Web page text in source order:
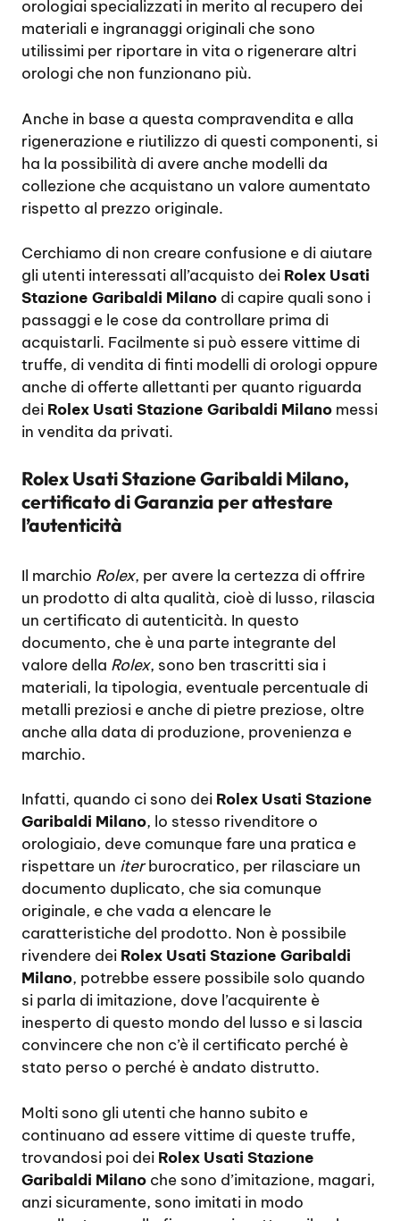
orologiai specializzati in merito al recupero dei
materiali e ingranaggi originali che sono
utilissimi per riportare in vita o rigenerare altri
orologi che non funzionano più.
Anche in base a questa compravendita e alla
rigenerazione e riutilizzo di questi componenti, si
ha la possibilità di avere anche modelli da
collezione che acquistano un valore aumentato
rispetto al prezzo originale.
Cerchiamo di non creare confusione e di aiutare
gli utenti interessati all’acquisto dei Rolex Usati
Stazione Garibaldi Milano di capire quali sono i
passaggi e le cose da controllare prima di
acquistarli. Facilmente si può essere vittime di
truffe, di vendita di finti modelli di orologi oppure
anche di offerte allettanti per quanto riguarda
dei Rolex Usati Stazione Garibaldi Milano messi
in vendita da privati.
Rolex Usati Stazione Garibaldi Milano,
certificato di Garanzia per attestare
l’autenticità
Il marchio Rolex, per avere la certezza di offrire
un prodotto di alta qualità, cioè di lusso, rilascia
un certificato di autenticità. In questo
documento, che è una parte integrante del
valore della Rolex, sono ben trascritti sia i
materiali, la tipologia, eventuale percentuale di
metalli preziosi e anche di pietre preziose, oltre
anche alla data di produzione, provenienza e
marchio.
Infatti, quando ci sono dei Rolex Usati Stazione
Garibaldi Milano, lo stesso rivenditore o
orologiaio, deve comunque fare una pratica e
rispettare un iterburocratico, per rilasciare un
documento duplicato, che sia comunque
originale, e che vada a elencare le
caratteristiche del prodotto. Non è possibile
rivendere dei Rolex Usati Stazione Garibaldi
Milano, potrebbe essere possibile solo quando
si parla di imitazione, dove l’acquirente è
inesperto di questo mondo del lusso e si lascia
convincere che non c’è il certificato perché è
stato perso o perché è andato distrutto.
Molti sono gli utenti che hanno subito e
continuano ad essere vittime di queste truffe,
trovandosi poi dei Rolex Usati Stazione
Garibaldi Milano che sono d’imitazione, magari,
anzi sicuramente, sono imitati in modo